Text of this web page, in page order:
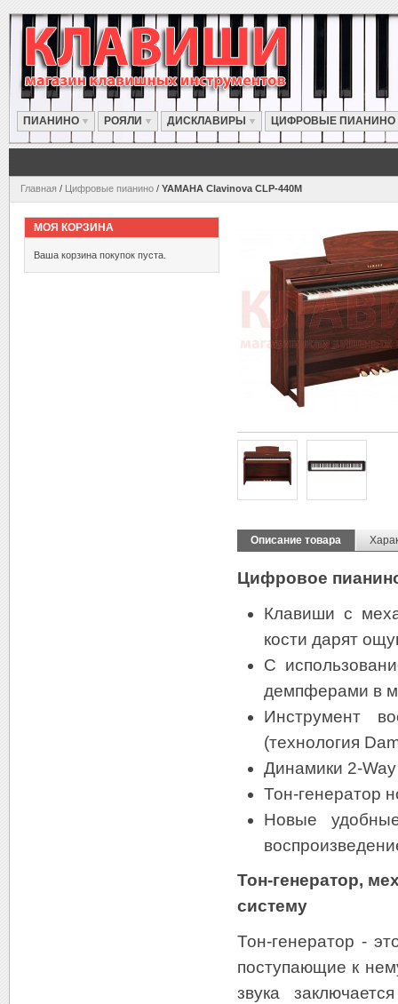
ПИАНИНО РОЯЛИ ДИСКЛАВИРЫ ЦИФРОВЫЕ ПИАНИНО
Главная / Цифровые пианино / YAMAHA Clavinova CLP-440M
Описание товара
Цифровое
Клавиши с
кости дарят
С
демпферами в
Инструмент
(технология
Динамики 2-
Тон-генератор
Новые
Тон-генератор,
систему
Тон-генератор -
поступающие к
звука
МОЯ КОРЗИНА
Ваша корзина покупок пуста.